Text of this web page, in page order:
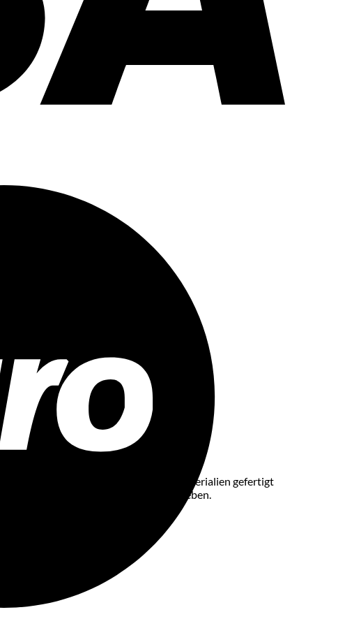
größter Sorgfalt aus hochwertigen Materialien gefertigt
Hinweise zur Nutzung und Pflege geben.